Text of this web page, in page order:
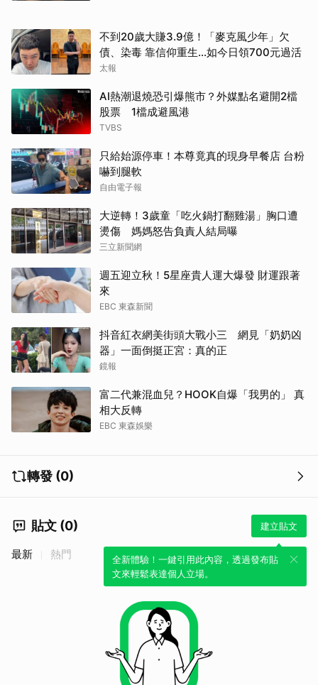
不到20歲大賺3.9億！「麥克風少年」欠
債、染毒 靠信仰重生...如今日領700元過活
太報
AI熱潮退燒恐引爆熊市？外媒點名避開2檔
股票 1檔成避風港
TVBS
只給始源停車！本尊竟真的現身早餐店 台粉
嚇到腿軟
自由電子報
大逆轉！3歲童「吃火鍋打翻雞湯」胸口遭
燙傷 媽媽怒告負責人結局曝
三立新聞網
週五迎立秋！5星座貴人運大爆發 財運跟著
來
EBC 東森新聞
抖音紅衣網美街頭大戰小三 網見「奶奶凶
器」一面倒挺正宮：真的正
鏡報
富二代兼混血兒？HOOK自爆「我男的」 真
相大反轉
EBC 東森娛樂
轉發 (0)
貼文 (0) 建立貼文
全新體驗！一鍵引用此內容，透過發布貼
文來輕鬆表達個人立場。
最新 熱門
取消